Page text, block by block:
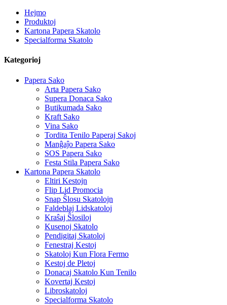
Hejmo
Produktoj
Kartona Papera Skatolo
Specialforma Skatolo
Kategorioj
Papera Sako
Arta Papera Sako
Supera Donaca Sako
Butikumada Sako
Kraft Sako
Vina Sako
Tordita Tenilo Paperaj Sakoj
Manĝaĵo Papera Sako
SOS Papera Sako
Festa Stila Papera Sako
Kartona Papera Skatolo
Eltiri Kestojn
Flip Lid Promocia
Snap Ŝlosu Skatolojn
Faldeblaj Lidskatoloj
Kraŝaj Ŝlosiloj
Kusenoj Skatolo
Pendigitaj Skatoloj
Fenestraj Kestoj
Skatoloj Kun Flora Fermo
Kestoj de Pletoj
Donacaj Skatolo Kun Tenilo
Kovertaj Kestoj
Libroskatoloj
Specialforma Skatolo